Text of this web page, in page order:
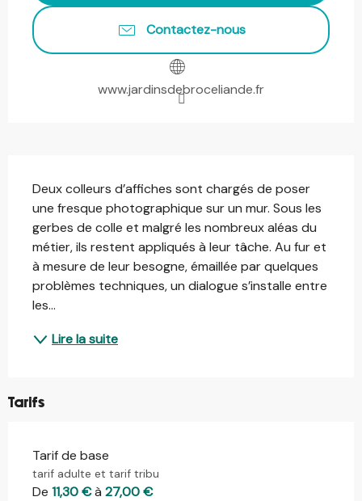
Contactez-nous
www.jardinsdebroceliande.fr
Deux colleurs d’affiches sont chargés de poser
une fresque photographique sur un mur. Sous les
gerbes de colle et malgré les nombreux aléas du
métier, ils restent appliqués à leur tâche. Au fur et
à mesure de leur besogne, émaillée par quelques
problèmes techniques, un dialogue s’installe entre
les...
Lire la suite
Tarifs
Tarif de base
tarif adulte et tarif tribu
De 11,30 €à 27,00 €